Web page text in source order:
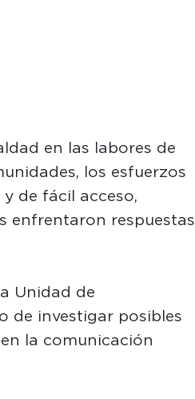
en las labores de
los esfuerzos
y de fácil acceso,
enfrentaron respuestas
Unidad de
de investigar posibles
la comunicación